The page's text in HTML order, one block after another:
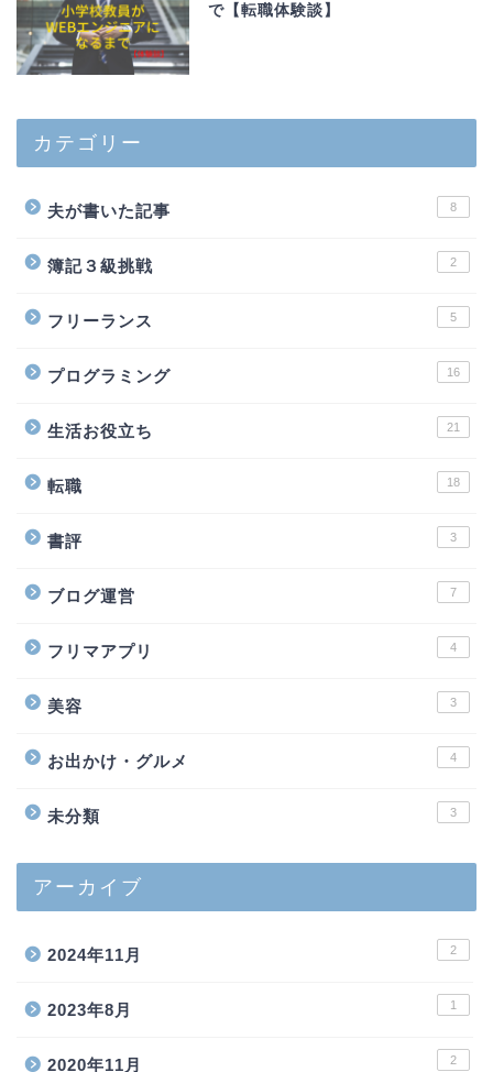
で【転職体験談】
カテゴリー
夫が書いた記事 8
簿記３級挑戦 2
フリーランス 5
プログラミング 16
生活お役立ち 21
転職 18
書評 3
ブログ運営 7
フリマアプリ 4
美容 3
お出かけ・グルメ 4
未分類 3
アーカイブ
2024年11月 2
2023年8月 1
2020年11月 2